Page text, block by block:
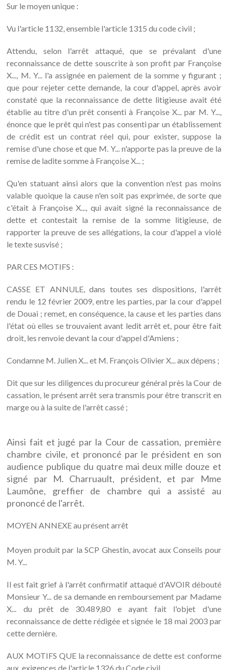
Sur le moyen unique :
Vu l'article 1132, ensemble l'article 1315 du code civil ;
Attendu, selon l'arrêt attaqué, que se prévalant d'une
reconnaissance de dette souscrite à son profit par Françoise
X..., M. Y... l'a assignée en paiement de la somme y figurant ;
que pour rejeter cette demande, la cour d'appel, après avoir
constaté que la reconnaissance de dette litigieuse avait été
établie au titre d'un prêt consenti à Françoise X... par M. Y...,
énonce que le prêt qui n'est pas consenti par un établissement
de crédit est un contrat réel qui, pour exister, suppose la
remise d'une chose et que M. Y... n'apporte pas la preuve de la
remise de ladite somme à Françoise X... ;
Qu'en statuant ainsi alors que la convention n'est pas moins
valable quoique la cause n'en soit pas exprimée, de sorte que
c'était à Françoise X..., qui avait signé la reconnaissance de
dette et contestait la remise de la somme litigieuse, de
rapporter la preuve de ses allégations, la cour d'appel a violé
le texte susvisé ;
PAR CES MOTIFS :
CASSE ET ANNULE, dans toutes ses dispositions, l'arrêt
rendu le 12 février 2009, entre les parties, par la cour d'appel
de Douai ; remet, en conséquence, la cause et les parties dans
l'état où elles se trouvaient avant ledit arrêt et, pour être fait
droit, les renvoie devant la cour d'appel d'Amiens ;
Condamne M. Julien X... et M. François Olivier X... aux dépens ;
Dit que sur les diligences du procureur général près la Cour de
cassation, le présent arrêt sera transmis pour être transcrit en
marge ou à la suite de l'arrêt cassé ;
Ainsi fait et jugé par la Cour de cassation, première
chambre civile, et prononcé par le président en son
audience publique du quatre mai deux mille douze et
signé par M. Charruault, président, et par Mme
Laumône, greffier de chambre qui a assisté au
prononcé de l'arrêt.
MOYEN ANNEXE au présent arrêt
Moyen produit par la SCP Ghestin, avocat aux Conseils pour
M. Y...
Il est fait grief à l'arrêt confirmatif attaqué d'AVOIR débouté
Monsieur Y... de sa demande en remboursement par Madame
X... du prêt de 30.489,80 e ayant fait l'objet d'une
reconnaissance de dette rédigée et signée le 18 mai 2003 par
cette dernière.
AUX MOTIFS QUE la reconnaissance de dette est conforme
aux. exigences de l'article 1326 du Code civil